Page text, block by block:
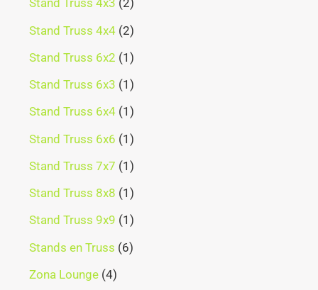
Stand Truss 4x3 2
Stand Truss 4x4 2
Stand Truss 6x2 1
Stand Truss 6x3 1
Stand Truss 6x4 1
Stand Truss 6x6 1
Stand Truss 7x7 1
Stand Truss 8x8 1
Stand Truss 9x9 1
Stands en Truss 6
Zona Lounge 4